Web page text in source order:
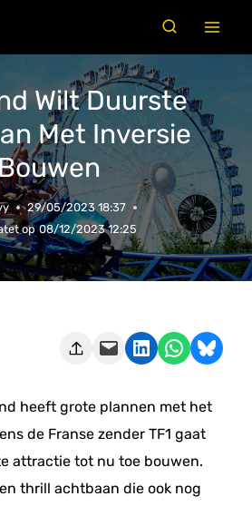
Wilt Duurste
Met Inversie
29/05/2023 18:37
op 08/12/2023 12:25
Deze pagina e-mailen Delen op LinkedIn Delen via WhatsApp Share on Bluesky
heeft grote plannen met het
de Franse zender TF1 gaat
attractie tot nu toe bouwen.
thrill achtbaan die ook nog